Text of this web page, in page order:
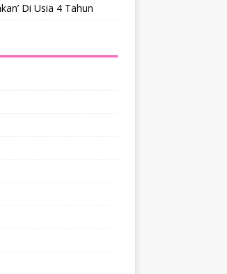
Di Usia 4 Tahun